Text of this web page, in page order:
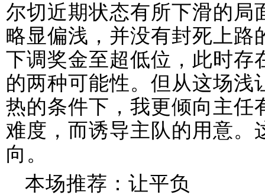
尔切近期状态有所下滑的局
略显偏浅，并没有封死上路
下调奖金至超低位，此时存
的两种可能性。但从这场浅
热的条件下，我更倾向主任
难度，而诱导主队的用意。
向。
本场推荐：让平负